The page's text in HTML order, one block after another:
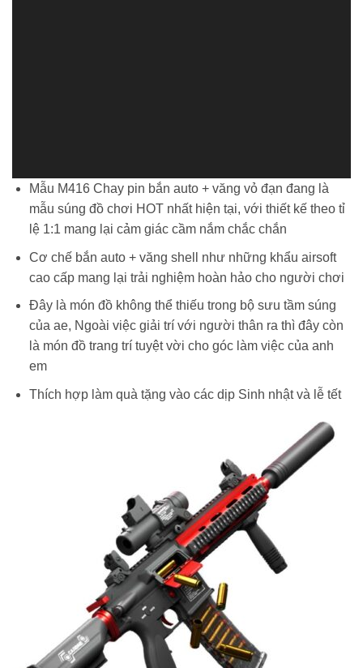
Mẫu M416 Chay pin bắn auto + văng vỏ đạn đang là
mẫu súng đồ chơi HOT nhất hiện tại, với thiết kế theo tỉ
lệ 1:1 mang lại cảm giác cầm nắm chắc chắn
Cơ chế bắn auto + văng shell như những khẩu airsoft
cao cấp mang lại trải nghiệm hoàn hảo cho người chơi
Đây là món đồ không thể thiếu trong bộ sưu tầm súng
của ae, Ngoài việc giải trí với người thân ra thì đây còn
là món đồ trang trí tuyệt vời cho góc làm việc của anh
em
Thích hợp làm quà tặng vào các dịp Sinh nhật và lễ tết